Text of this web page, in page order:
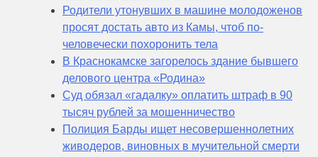
Родители утонувших в машине молодоженов
просят достать авто из Камы, чтоб по-
человечески похоронить тела
В Краснокамске загорелось здание бывшего
делового центра «Родина»
Суд обязал «гадалку» оплатить штраф в 90
тысяч рублей за мошенничество
Полиция Барды ищет несовершеннолетних
живодеров, виновных в мучительной смерти